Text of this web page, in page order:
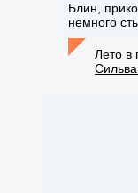
Блин,
немного
Лето в